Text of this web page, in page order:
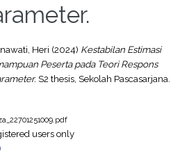
Heri (2024) Kestabilan Estimasi
Peserta pada Teori Respons
S2 thesis, Sekolah Pascasarjana.
users only